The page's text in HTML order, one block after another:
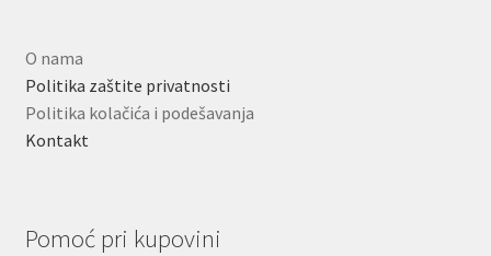
O nama
Politika zaštite privatnosti
Politika kolačića i podešavanja
Kontakt
Pomoć pri kupovini